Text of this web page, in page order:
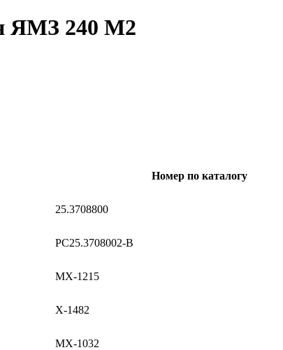
ЯМЗ 240 М2
Номер по каталогу
25.3708800
РС25.3708002-В
МХ-1215
Х-1482
МХ-1032